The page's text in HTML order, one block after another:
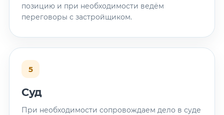
позицию и при необходимости ведём
переговоры с застройщиком.
5
Суд
При необходимости сопровождаем дело в суде